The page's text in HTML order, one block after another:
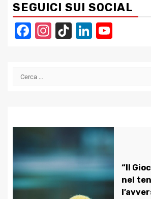
SEGUICI SUI SOCIAL
Facebook
Instagram
TikTokLinkedIn
Ricerca
“Il
nel